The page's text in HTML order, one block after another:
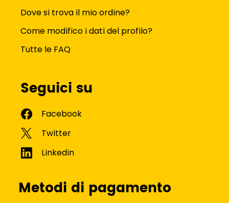
Dove si trova il mio ordine?
Come modifico i dati del profilo?
Tutte le FAQ
Seguici su
Metodi di pagamento